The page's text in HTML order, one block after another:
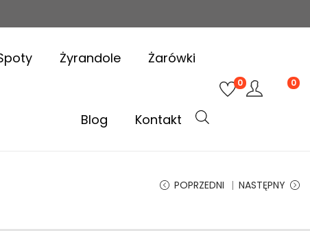
Żyrandole Żarówki
Blog Kontakt
0 0
POPRZEDNI NASTĘPNY